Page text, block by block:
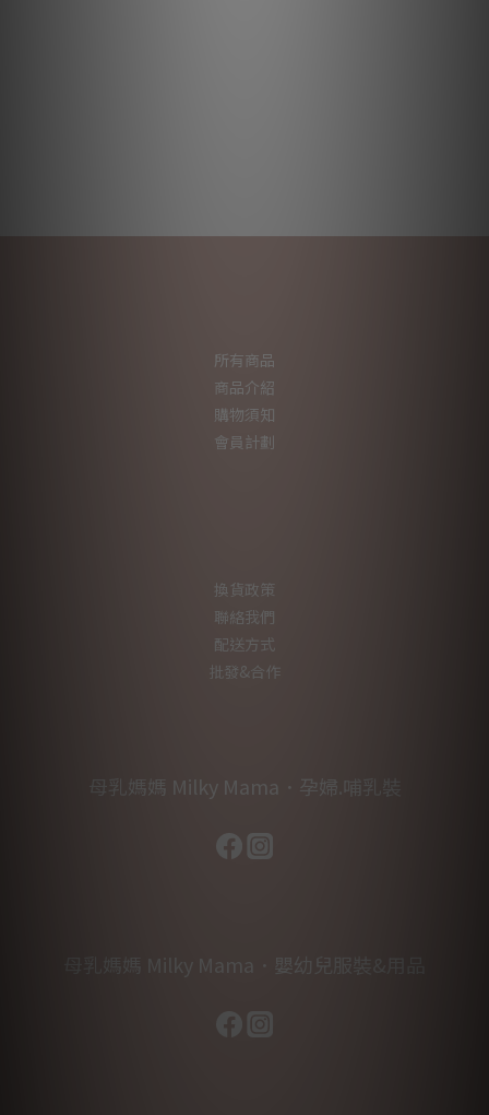
所有商品
商品介紹
購物須知
會員計劃
換貨政策
聯絡我們
配送方式
批發&合作
母乳媽媽 Milky Mama．孕婦.哺乳裝
母乳媽媽 Milky Mama．嬰幼兒服裝&用品